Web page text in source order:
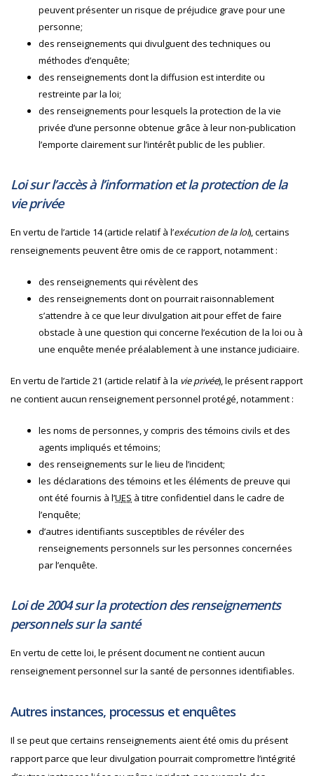
peuvent présenter un risque de préjudice grave pour une
personne;
des renseignements qui divulguent des techniques ou
méthodes d’enquête;
des renseignements dont la diffusion est interdite ou
restreinte par la loi;
des renseignements pour lesquels la protection de la vie
privée d’une personne obtenue grâce à leur non-publication
l’emporte clairement sur l’intérêt public de les publier.
Loi sur l’accès à l’information et la protection de la
vie privée
En vertu de l’article 14 (article relatif à l’exécution de la loi), certains
renseignements peuvent être omis de ce rapport, notamment :
des renseignements qui révèlent des
des renseignements dont on pourrait raisonnablement
s’attendre à ce que leur divulgation ait pour effet de faire
obstacle à une question qui concerne l’exécution de la loi ou à
une enquête menée préalablement à une instance judiciaire.
En vertu de l’article 21 (article relatif à la vie privée), le présent rapport
ne contient aucun renseignement personnel protégé, notamment :
les noms de personnes, y compris des témoins civils et des
agents impliqués et témoins;
des renseignements sur le lieu de l’incident;
les déclarations des témoins et les éléments de preuve qui
ont été fournis à l’UES à titre confidentiel dans le cadre de
l’enquête;
d’autres identifiants susceptibles de révéler des
renseignements personnels sur les personnes concernées
par l’enquête.
Loi de 2004 sur la protection des renseignements
personnels sur la santé
En vertu de cette loi, le présent document ne contient aucun
renseignement personnel sur la santé de personnes identifiables.
Autres instances, processus et enquêtes
Il se peut que certains renseignements aient été omis du présent
rapport parce que leur divulgation pourrait compromettre l’intégrité